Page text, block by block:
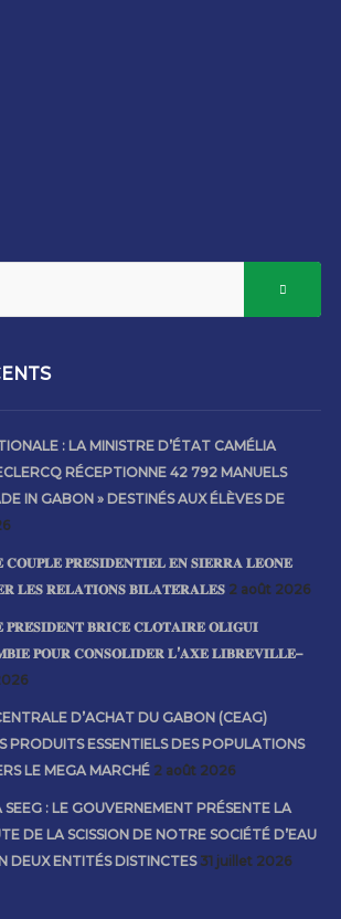
: LA MINISTRE D’ÉTAT CAMÉLIA
RÉCEPTIONNE 42 792 MANUELS
IN GABON » DESTINÉS AUX ÉLÈVES DE
𝐂𝐎𝐔𝐏𝐋𝐄 𝐏𝐑𝐄́𝐒𝐈𝐃𝐄𝐍𝐓𝐈𝐄𝐋 𝐄𝐍 𝐒𝐈𝐄𝐑𝐑𝐀 𝐋𝐄𝐎𝐍𝐄
𝐋𝐄𝐒 𝐑𝐄𝐋𝐀𝐓𝐈𝐎𝐍𝐒 𝐁𝐈𝐋𝐀𝐓𝐄́𝐑𝐀𝐋𝐄𝐒 2 août 2026
𝐏𝐑𝐄́𝐒𝐈𝐃𝐄𝐍𝐓 𝐁𝐑𝐈𝐂𝐄 𝐂𝐋𝐎𝐓𝐀𝐈𝐑𝐄 𝐎𝐋𝐈𝐆𝐔𝐈
𝐏𝐎𝐔𝐑 𝐂𝐎𝐍𝐒𝐎𝐋𝐈𝐃𝐄𝐑 𝐋’𝐀𝐗𝐄 𝐋𝐈𝐁𝐑𝐄𝐕𝐈𝐋𝐋𝐄–
D’ACHAT DU GABON (CEAG)
PRODUITS ESSENTIELS DES POPULATIONS
LE MEGA MARCHÉ 2 août 2026
SEEG : LE GOUVERNEMENT PRÉSENTE LA
DE LA SCISSION DE NOTRE SOCIÉTÉ D’EAU
DEUX ENTITÉS DISTINCTES 31 juillet 2026